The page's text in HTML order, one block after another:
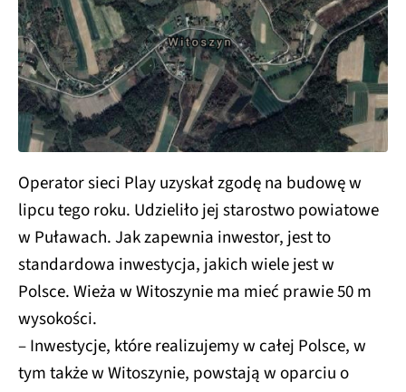
Operator sieci Play uzyskał zgodę na budowę w
lipcu tego roku. Udzieliło jej starostwo powiatowe
w Puławach. Jak zapewnia inwestor, jest to
standardowa inwestycja, jakich wiele jest w
Polsce. Wieża w Witoszynie ma mieć prawie 50 m
wysokości.
– Inwestycje, które realizujemy w całej Polsce, w
tym także w Witoszynie, powstają w oparciu o